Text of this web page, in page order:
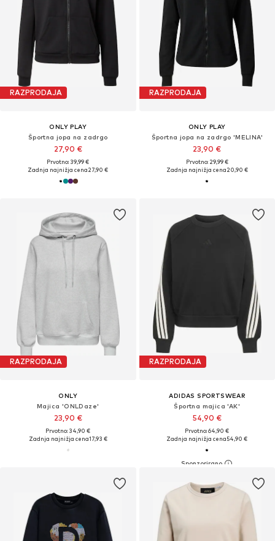
RAZPRODAJA
ONLY PLAY
Športna jopa na zadrgo
27,90 €
Prvotno: 39,99 €
Zadnja najnižja cena27,90 €
RAZPRODAJA
ONLY PLAY
Športna jopa na zadrgo 'MELINA'
23,90 €
Prvotno: 29,99 €
Zadnja najnižja cena20,90 €
RAZPRODAJA
ONLY
Majica 'ONLDaze'
23,90 €
Prvotno: 34,90 €
Zadnja najnižja cena17,93 €
RAZPRODAJA
ADIDAS SPORTSWEAR
Športna majica 'AK'
54,90 €
Prvotno: 64,90 €
Zadnja najnižja cena54,90 €